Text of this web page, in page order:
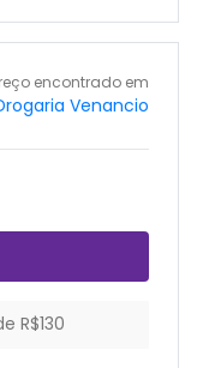
encontrado em
Venancio
R$130